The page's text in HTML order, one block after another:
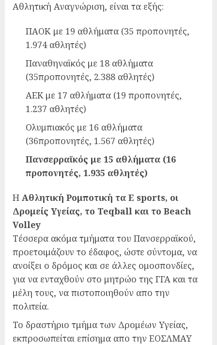
Αθλητική Αναγνώριση, είναι τα εξής:
ΠΑΟΚ με 19 αθλήματα (35 προπονητές,
1.974 αθλητές)
Παναθηναϊκός με 18 αθλήματα
(35προπονητές, 2.388 αθλητές)
AEK με 17 αθλήματα (19 προπονητές,
1.237 αθλητές)
Ολυμπιακός με 16 αθλήματα
(36προπονητές, 1.567 αθλητές)
Πανσερραϊκός με 15 αθλήματα (16
προπονητές, 1.935 αθλητές)
Η Αθλητική Ρομποτική τα E sports, οι
Δρομείς Υγείας, το Teqball και το Beach
Volley
Τέσσερα ακόμα τμήματα του Πανσερραϊκού,
προετοιμάζουν το έδαφος, ώστε σύντομα, να
ανοίξει ο δρόμος και σε άλλες ομοσπονδίες,
για να ενταχθούν στο μητρώο της ΓΓΑ και τα
μέλη τους, να πιστοποιηθούν απο την
πολιτεία.
Το δραστήριο τμήμα των Δρομέων Υγείας,
εκπροσωπείται επίσημα απο την ΕΟΣΛΜΑΥ